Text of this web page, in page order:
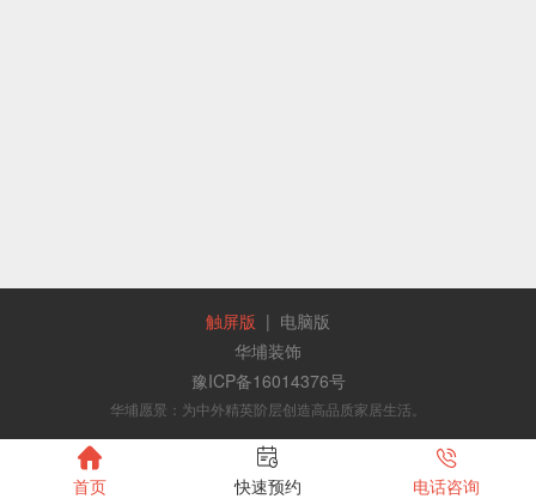
触屏版 | 电脑版
华埔装饰
豫ICP备16014376号
华埔愿景：为中外精英阶层创造高品质家居生活。

首页

快速预约

电话咨询